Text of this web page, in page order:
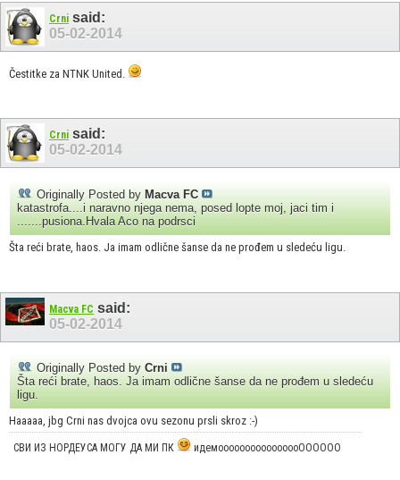
Crni said:
05-02-2014
Čestitke za NTNK United.
Crni said:
05-02-2014
Originally Posted by Macva FC
katastrofa....i naravno njega nema, posed lopte moj, jaci tim i
.......pusiona.Hvala Aco na podrsci
Šta reći brate, haos. Ja imam odlične šanse da ne prođem u sledeću ligu.
Macva FC said:
05-02-2014
Originally Posted by Crni
Šta reći brate, haos. Ja imam odlične šanse da ne prođem u sledeću
ligu.
Haaaaa, jbg Crni nas dvojca ovu sezonu prsli skroz :-)
СВИ ИЗ НОРДЕУСА МОГУ ДА МИ ПК идемоооооооооооооооОООООО